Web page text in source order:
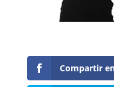
Compartir